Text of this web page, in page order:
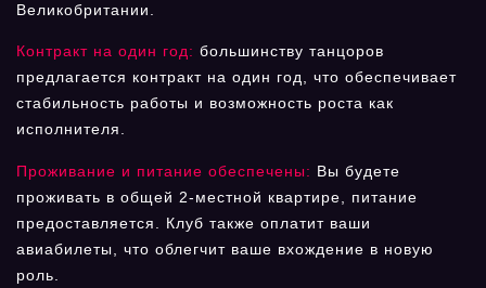
Великобритании.
Контракт на один год: большинству танцоров
предлагается контракт на один год, что обеспечивает
стабильность работы и возможность роста как
исполнителя.
Проживание и питание обеспечены: Вы будете
проживать в общей 2-местной квартире, питание
предоставляется. Клуб также оплатит ваши
авиабилеты, что облегчит ваше вхождение в новую
роль.